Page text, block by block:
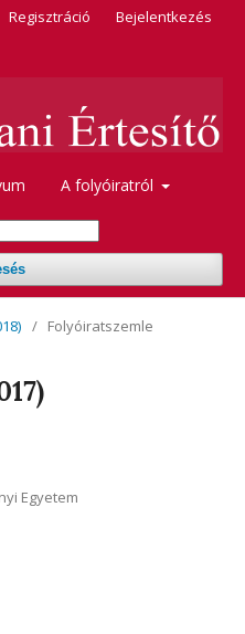
A folyóiratról
Regisztráció Bejelentkezés
/ Folyóiratszemle
Egyetem